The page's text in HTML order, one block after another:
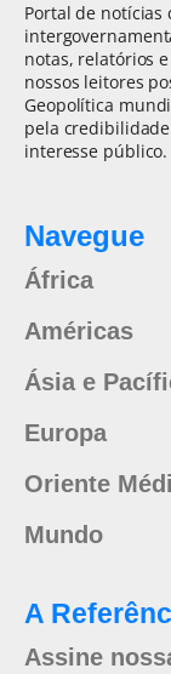
Portal de notícias
notas, relatórios
nossos leitores
Geopolítica
pela
interesse público.
Navegue
África
Américas
Ásia e
Europa
Oriente
Mundo
A
Assine